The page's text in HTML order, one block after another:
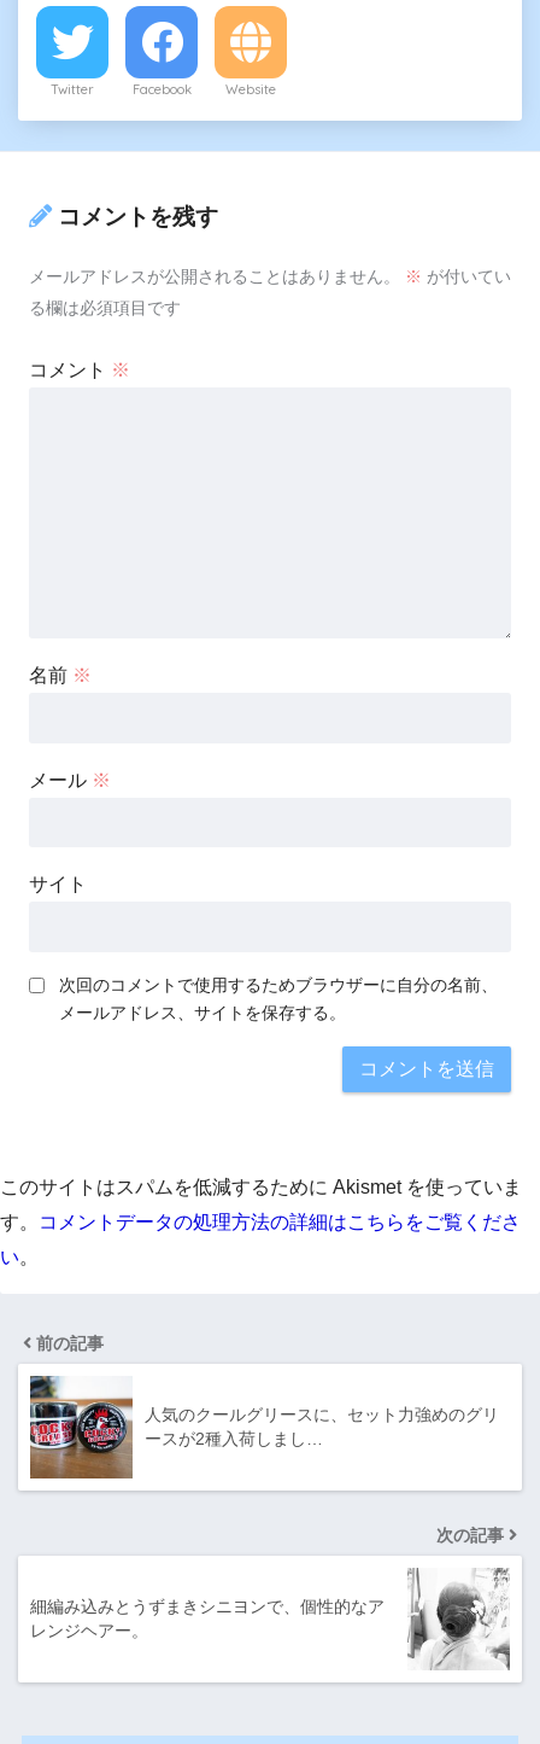
Twitter Facebook Website
コメントを残す
メールアドレスが公開されることはありません。 ※ が付いてい
る欄は必須項目です
コメント ※
名前 ※
メール ※
サイト
次回のコメントで使用するためブラウザーに自分の名前、
メールアドレス、サイトを保存する。
このサイトはスパムを低減するために Akismet を使っていま
す。
コメントデータの処理方法の詳細はこちらをご覧くださ
い。
前の記事
人気のクールグリースに、セット力強めのグリ
ースが2種入荷しまし…
次の記事
細編み込みとうずまきシニヨンで、個性的なア
レンジヘアー。